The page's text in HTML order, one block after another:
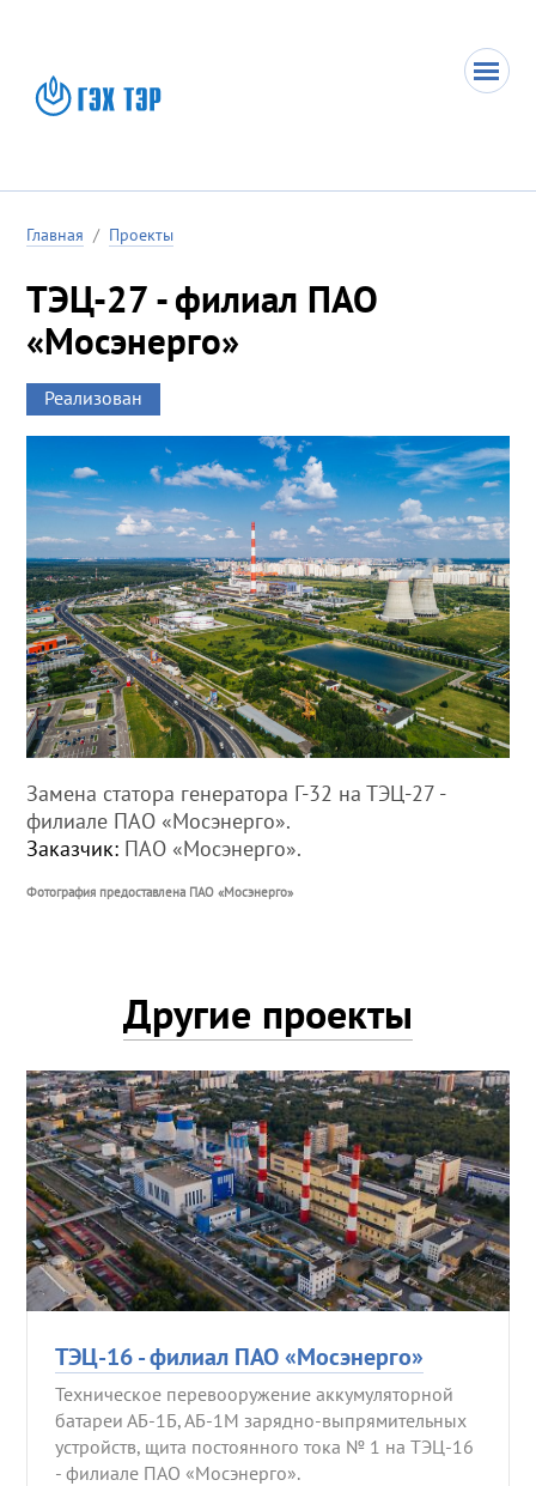
Главная / Проекты
ТЭЦ-27 - филиал ПАО
«Мосэнерго»
Реализован
Замена статора генератора Г-32 на ТЭЦ-27 -
филиале ПАО «Мосэнерго».
Заказчик: ПАО «Мосэнерго».
Фотография предоставлена ПАО «Мосэнерго»
Другие проекты
ТЭЦ-16 - филиал ПАО «Мосэнерго»
Техническое перевооружение аккумуляторной
батареи АБ-1Б, АБ-1М зарядно-выпрямительных
устройств, щита постоянного тока № 1 на ТЭЦ-16
- филиале ПАО «Мосэнерго».